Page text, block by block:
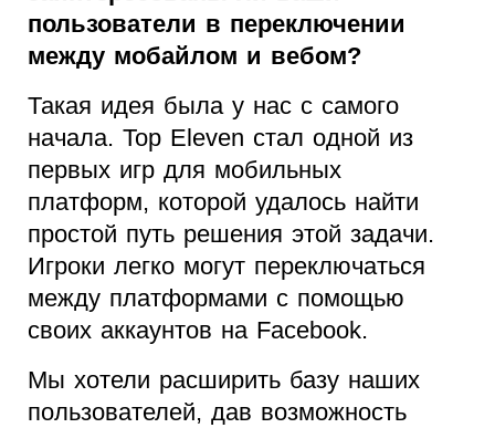
пользователи в переключении
между мобайлом и вебом?
Такая идея была у нас с самого
начала. Top Eleven стал одной из
первых игр для мобильных
платформ, которой удалось найти
простой путь решения этой задачи.
Игроки легко могут переключаться
между платформами с помощью
своих аккаунтов на Facebook.
Мы хотели расширить базу наших
пользователей, дав возможность